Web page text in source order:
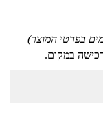
בפרטי המוצר)
במקום.